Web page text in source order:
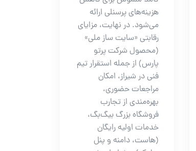
هزینه‌های پرسنلی ارائه
می‌شود. در نهایت، مزایای
رقابتی «سایت ساز ملی»
(محصول شرکت پرتو
پارس) از جمله استقرار تیم
فنی در شیراز، امکان
مراجعات حضوری،
بهره‌مندی از تجارب
فروشگاه بزرگ بیگ‌بگ،
خدمات اولیه رایگان
(هاست، دامنه و پنل